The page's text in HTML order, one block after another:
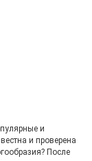
и
и проверена
После